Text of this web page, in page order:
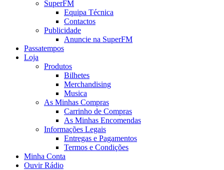
SuperFM
Equipa Técnica
Contactos
Publicidade
Anuncie na SuperFM
Passatempos
Loja
Produtos
Bilhetes
Merchandising
Musica
As Minhas Compras
Carrinho de Compras
As Minhas Encomendas
Informações Legais
Entregas e Pagamentos
Termos e Condições
Minha Conta
Ouvir Rádio